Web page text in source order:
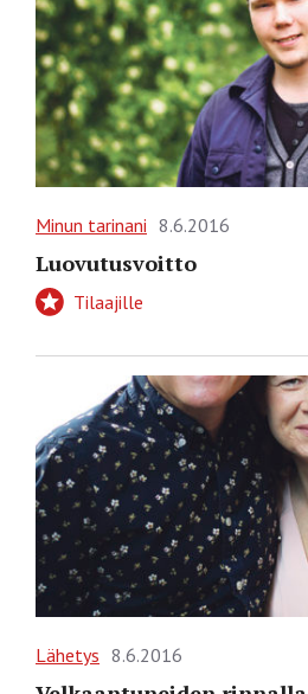
Minun tarinani 8.6.2016
Luovutusvoitto
Tilaajille
Lähetys 8.6.2016